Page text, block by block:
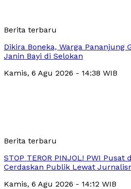
Berita terbaru
Dikira Boneka, Warga Pananjung
Janin Bayi di Selokan
Kamis, 6 Agu 2026 - 14:38 WIB
Berita terbaru
STOP TEROR PINJOL! PWI
Cerdaskan Publik Lewat
Kamis, 6 Agu 2026 - 14:12 WIB